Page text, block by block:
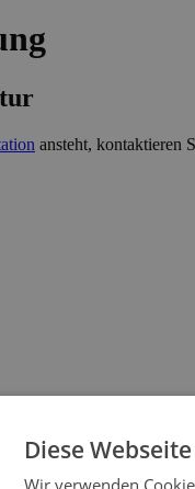
ansteht, kontaktieren
Diese
Wir verwenden